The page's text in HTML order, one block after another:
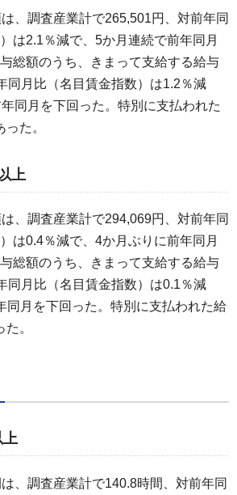
、調査産業計で265,501円、対前年同
は2.1％減で、5か月連続で前年同月
総額のうち、きまって支給する給与
同月比（名目賃金指数）は1.2％減
同月を下回った。特別に支払われた
た。
上
、調査産業計で294,069円、対前年同
は0.4％減で、4か月ぶりに前年同月
総額のうち、きまって支給する給与
同月比（名目賃金指数）は0.1％減
同月を下回った。特別に支払われた給
。
上
、調査産業計で140.8時間、対前年同